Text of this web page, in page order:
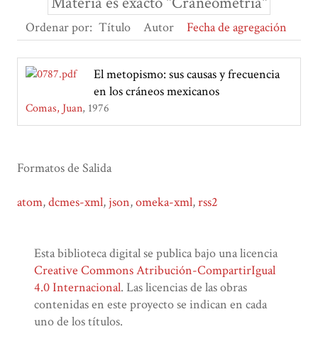
Ordenar por: Título Autor Fecha de agregación
El metopismo: sus causas y frecuencia
en los cráneos mexicanos
Comas, Juan 1976
Formatos de Salida
atom,dcmes-xml, json,omeka-xml,rss2
Esta biblioteca digital se publica bajo una licencia
Creative Commons Atribución-CompartirIgual
4.0 Internacional. Las licencias de las obras
contenidas en este proyecto se indican en cada
uno de los títulos.